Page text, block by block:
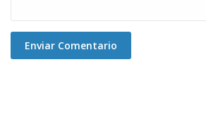
Enviar Comentario